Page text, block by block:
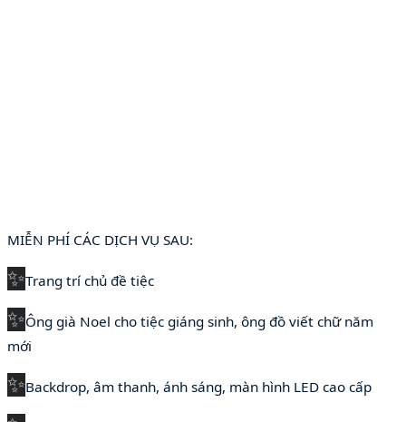
MIỄN PHÍ CÁC DỊCH VỤ SAU:
✨Trang trí chủ đề tiệc
✨Ông già Noel cho tiệc giáng sinh, ông đồ viết chữ năm
mới
✨Backdrop, âm thanh, ánh sáng, màn hình LED cao cấp